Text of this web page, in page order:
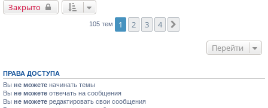
Закрыто
105 тем 1 2 3 4
Перейти
ПРАВА ДОСТУПА
Вы не можете начинать темы
Вы не можете отвечать на сообщения
Вы не можете редактировать свои сообщения